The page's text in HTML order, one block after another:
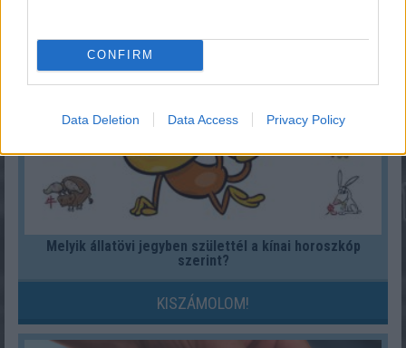
CONFIRM
Data Deletion Data Access Privacy Policy
Melyik állatövi jegyben születtél a kínai horoszkóp
szerint?
KISZÁMOLOM!